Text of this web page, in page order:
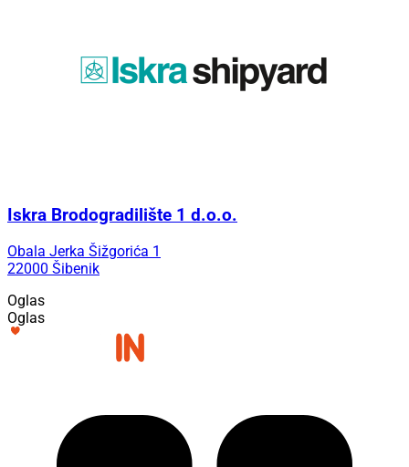
Iskra Brodogradilište 1 d.o.o.
Obala Jerka Šižgorića 1
22000 Šibenik
Oglas
Oglas